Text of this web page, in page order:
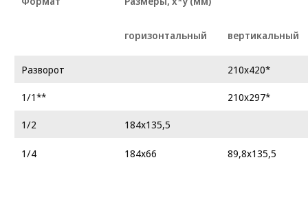
горизонтальный вертикальный
Разворот
210x420*
1/1**
210x297*
1/2
184x135,5
1/4 184x66 89,8x135,5